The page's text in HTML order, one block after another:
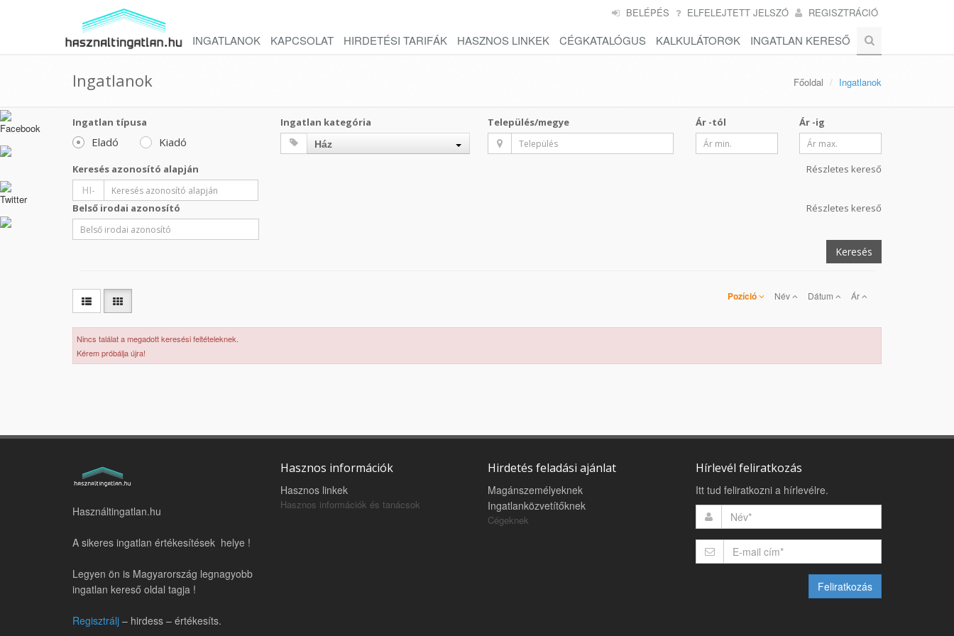
BELÉPÉS ELFELEJTETT JELSZÓ REGISZTRÁCIÓ
INGATLANOK KAPCSOLAT HIRDETÉSI TARIFÁK HASZNOS LINKEK CÉGKATALÓGUS KALKULÁTOROK INGATLAN KERESŐ
Ingatlanok Főoldal Ingatlanok
Ingatlan típusa
Eladó Kiadó
Ingatlan kategória
Ház
Település/megye Ár -tól Ár -ig
Keresés azonosító alapján
HI-
Részletes kereső
Belső irodai azonosító Részletes kereső
Keresés
Pozíció Név Dátum Ár
Nincs találat a megadott keresési feltételeknek.
Kérem próbálja újra!
Használtingatlan.hu
A sikeres ingatlan értékesítések helye !
Legyen ön is Magyarország legnagyobb
ingatlan kereső oldal tagja !
Regisztrálj – hirdess – értékesíts.
Hasznos információk
Hasznos linkek
Hasznos információk és tanácsok
Hirdetés feladási ajánlat
Magánszemélyeknek
Ingatlanközvetítőknek
Cégeknek
Hírlevél feliratkozás
Itt tud feliratkozni a hírlevélre.
Feliratkozás